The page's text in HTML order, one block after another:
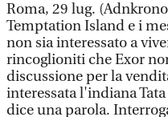
Roma, 29 lug.
Temptation Island e i
non sia interessato a
rincoglioniti che Exor
discussione per la
interessata l'indiana
dice una parola.